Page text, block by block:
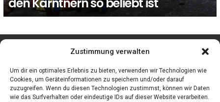
Zustimmung verwalten
Um dir ein optimales Erlebnis zu bieten, verwenden wir Technologien wie
Cookies, um Geräteinformationen zu speichern und/oder darauf
zuzugreifen. Wenn du diesen Technologien zustimmst, können wir Daten
wie das Surfverhalten oder eindeutige IDs auf dieser Website verarbeiten.
facebook instagram
Spiele Zitate Kontakt Datenschutz Impressum